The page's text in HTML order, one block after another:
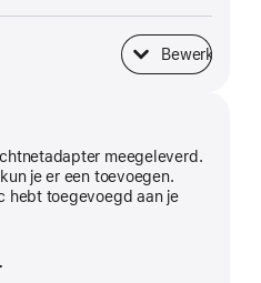
Bewerk
Toetsenbord
meegeleverd.
je er een toevoegen.
hebt toegevoegd aan je